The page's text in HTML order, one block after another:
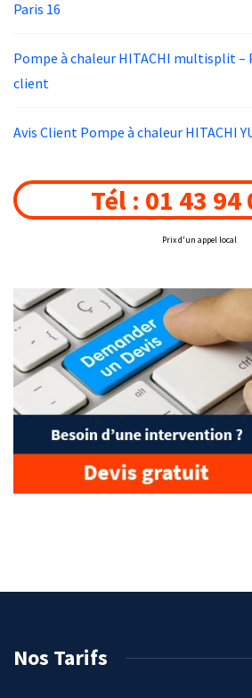
Paris 16
Pompe à chaleur HITACHI multisplit –
client
Avis Client Pompe à chaleur HITACHI
Tél : 01 43 94
Prix d'un appel local
Nos Tarifs